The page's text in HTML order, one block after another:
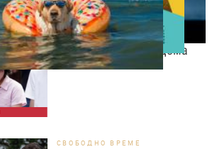
СВОБОДНО ВРЕМЕ
Дженифър Лопес събира
спомени с близнаците си
преди да напуснат дома
СВОБОДНО ВРЕМЕ